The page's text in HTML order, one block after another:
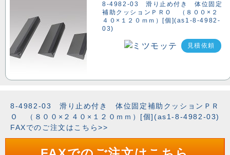
8-4982-03 滑り止め付き 体位固定
補助クッションＰＲＯ （８００×２
４０×１２０ｍｍ）[個](as1-8-4982-
03)
見積依頼
8-4982-03 滑り止め付き 体位固定補助クッションＰＲ
Ｏ （８００×２４０×１２０ｍｍ）[個](as1-8-4982-03)
FAXでのご注文はこちら>>